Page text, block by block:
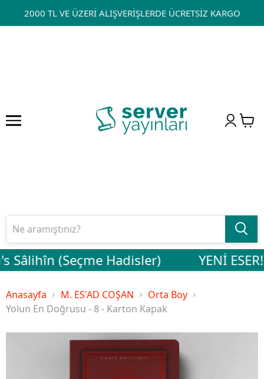
2000 TL VE ÜZERİ ALIŞVERİŞLERDE ÜCRETSİZ KARGO
Sâlihîn (Seçme Hadisler) YENİ
Anasayfa M. ES'AD COŞAN
Orta Boy
Yolun En Doğrusu - 8 - Karton Kapak